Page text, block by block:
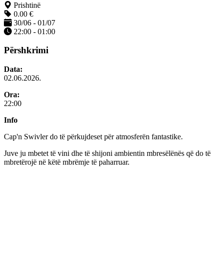
Prishtinë
0.00 €
30/06 - 01/07
22:00 - 01:00
Përshkrimi
Data:
02.06.2026.
Ora:
22:00
Info
Cap'n Swivler do të përkujdeset për atmosferën fantastike.
Juve ju mbetet të vini dhe të shijoni ambientin mbresëlënës që do të
mbretërojë në këtë mbrëmje të paharruar.